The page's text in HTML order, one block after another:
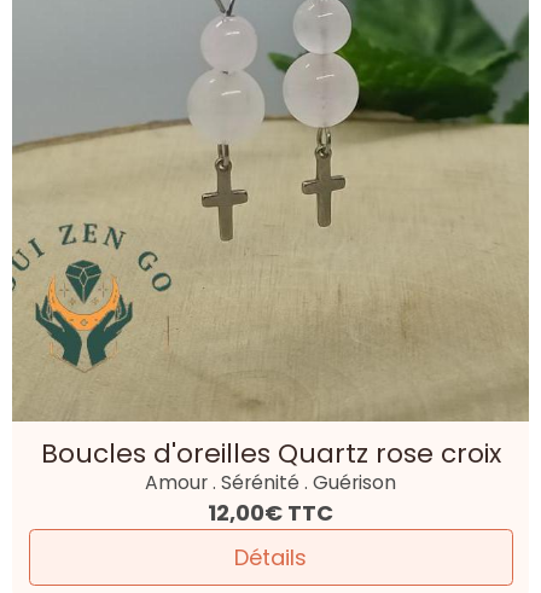
Boucles d'oreilles Quartz rose croix
Amour . Sérénité . Guérison
12,00€ TTC
Détails